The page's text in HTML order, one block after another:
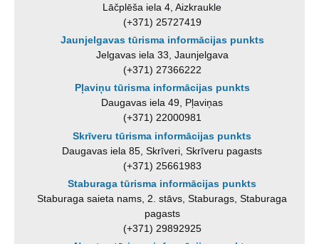
Lāčplēša iela 4, Aizkraukle
(+371) 25727419
Jaunjelgavas tūrisma informācijas punkts
Jelgavas iela 33, Jaunjelgava
(+371) 27366222
Pļaviņu tūrisma informācijas punkts
Daugavas iela 49, Pļaviņas
(+371) 22000981
Skrīveru tūrisma informācijas punkts
Daugavas iela 85, Skrīveri, Skrīveru pagasts
(+371) 25661983
Staburaga tūrisma informācijas punkts
Staburaga saieta nams, 2. stāvs, Staburags, Staburaga
pagasts
(+371) 29892925